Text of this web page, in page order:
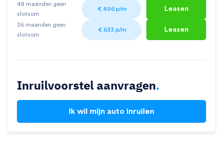
48 maanden geen
slotsom
€ 496 p/m Leasen
36 maanden geen
slotsom
€ 633 p/m Leasen
Inruilvoorstel aanvragen.
Ik wil mijn auto inruilen